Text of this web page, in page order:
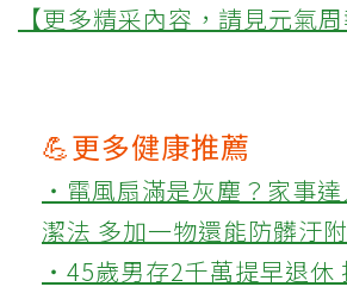
【更多精采內容，請見元氣周
💪更多健康推薦
‧電風扇滿是灰塵？家事
潔法 多加一物還能防髒汙
‧45歲男存2千萬提早退休